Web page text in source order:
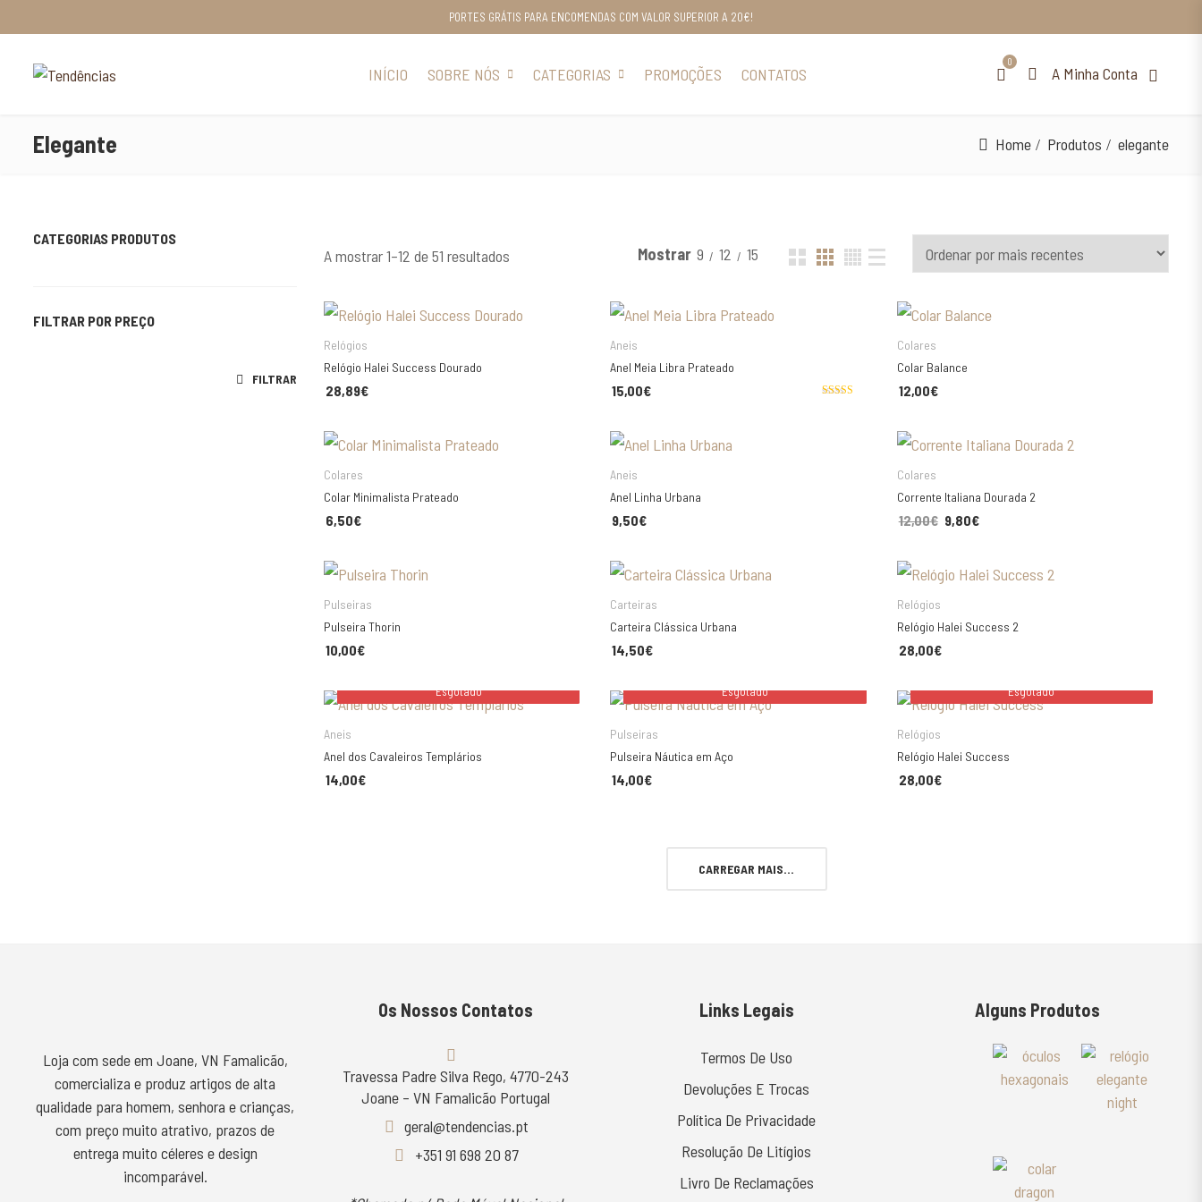
PORTES GRÁTIS PARA ENCOMENDAS COM VALOR SUPERIOR A 20€!
INÍCIO SOBRE NÓS CATEGORIAS PROMOÇÕES CONTATOS
0
A Minha Conta
Elegante Home Produtos elegante
A mostrar 1–12 de 51 resultados Ordenado por mais recentes
Mostrar 9 12 15
Relógios
Relógio Halei Success Dourado
28,89€
Aneis
Anel Meia Libra Prateado
15,00€
Colares
Colar Balance
12,00€
Colares
Colar Minimalista Prateado
6,50€
Aneis
Anel Linha Urbana
9,50€
Colares
Corrente Italiana Dourada 2
12,00€ O preço original era: 12,00€.
9,80€
Pulseiras
Pulseira Thorin
10,00€
Carteiras
Carteira Clássica Urbana
14,50€
Relógios
Relógio Halei Success 2
28,00€
Esgotado
Esgotado
Aneis
Anel dos Cavaleiros Templários
14,00€
Esgotado
Esgotado
Pulseiras
Pulseira Náutica em Aço
14,00€
Esgotado
Esgotado
Relógios
Relógio Halei Success
28,00€
CARREGAR MAIS...
CATEGORIAS PRODUTOS
Brincos
FILTRAR POR PREÇO
FILTRAR
Loja com sede em Joane, VN Famalicão,
comercializa e produz artigos de alta
qualidade para homem, senhora e crianças,
com preço muito atrativo, prazos de
entrega muito céleres e design
incomparável.
Os Nossos Contatos
Travessa Padre Silva Rego, 4770-243
Joane – VN Famalicão Portugal
geral@tendencias.pt
+351 91 698 20 87
Links Legais
Termos De Uso
Devoluções E Trocas
Política De Privacidade
Resolução De Litígios
Livro De Reclamações
Alguns Produtos